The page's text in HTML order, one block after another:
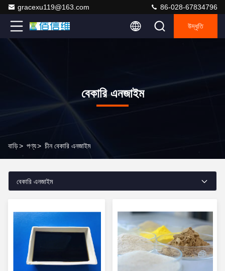
gracexu119@163.com 86-028-67834796
উদ্ধৃতি
বেকারি এনজাইম
বাড়ি> পণ্য> চীন বেকারি এনজাইম
বেকারি এনজাইম